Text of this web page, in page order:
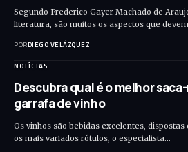
Segundo Frederico Gayer Machado de
literatura, são muitos os aspectos que
PORDIEGO VELÁZQUEZ
NOTÍCIAS
Descubra qual é o melhor
garrafa de vinho
Os vinhos são bebidas excelentes,
os mais variados rótulos, o especialista…